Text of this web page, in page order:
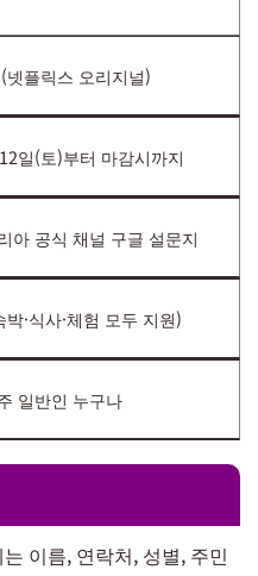
넷플릭스 오리지널)
일(토)부터 마감시까지
아 공식 채널 구글 설문지
·식사·체험 모두 지원)
일반인 누구나
이름, 연락처, 성별, 주민